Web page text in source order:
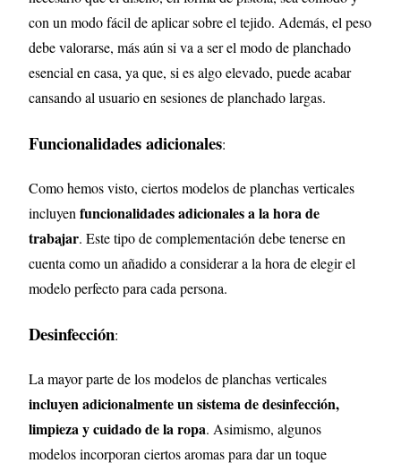
con un modo fácil de aplicar sobre el tejido. Además, el peso
debe valorarse, más aún si va a ser el modo de planchado
esencial en casa, ya que, si es algo elevado, puede acabar
cansando al usuario en sesiones de planchado largas.
Funcionalidades adicionales:
Como hemos visto, ciertos modelos de planchas verticales
incluyenfuncionalidades adicionales a la hora de
trabajar. Este tipo de complementación debe tenerse en
cuenta como un añadido a considerar a la hora de elegir el
modelo perfecto para cada persona.
Desinfección:
La mayor parte de los modelos de planchas verticales
incluyen adicionalmente un sistema de desinfección,
limpieza y cuidado de la ropa. Asimismo, algunos
modelos incorporan ciertos aromas para dar un toque